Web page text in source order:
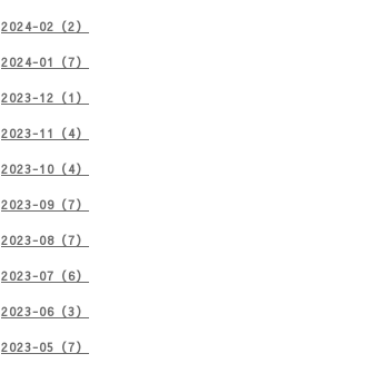
2024-02（2）
2024-01（7）
2023-12（1）
2023-11（4）
2023-10（4）
2023-09（7）
2023-08（7）
2023-07（6）
2023-06（3）
2023-05（7）